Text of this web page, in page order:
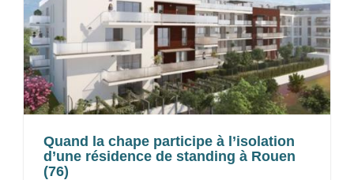
Quand la chape participe à l’isolation
d’une résidence de standing à Rouen
(76)